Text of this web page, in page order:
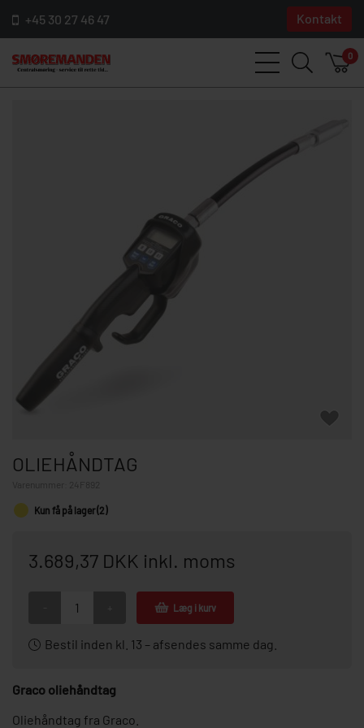
+45 30 27 46 47 Kontakt
0
OLIEHÅNDTAG
Kun få på lager (2)
3.689,37 DKK inkl. moms
Læg i kurv
Bestil inden kl. 13 – afsendes samme dag.
Graco oliehåndtag
Oliehåndtag fra Graco.